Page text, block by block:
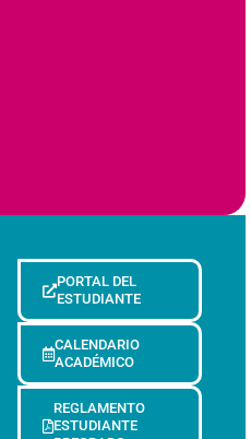
PORTAL DEL
ESTUDIANTE
CALENDARIO
ACADÉMICO
REGLAMENTO
ESTUDIANTE